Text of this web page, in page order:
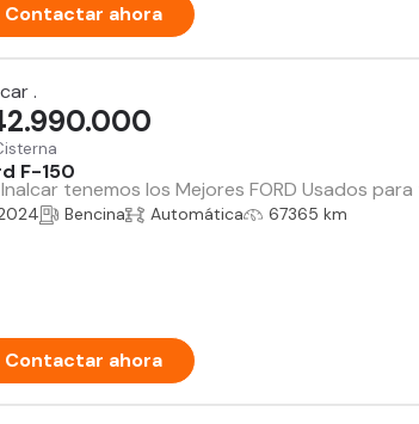
Contactar ahora
.
F-150
Inalcar tenemos los Mejores FORD Usados
Bencina Automática 67365 km
Contactar ahora